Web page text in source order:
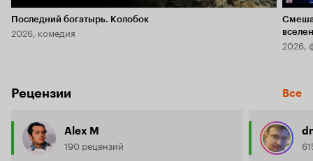
Последний богатырь. Колобок
2026, комедия
2026,
Рецензии Все
Alex M
190 рецензий